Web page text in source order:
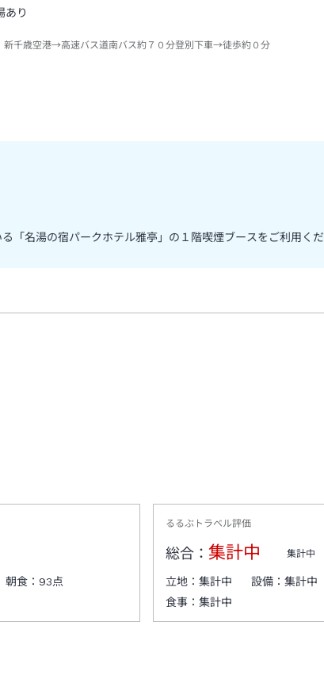
あり
新千歳空港→高速バス道南バス約７０分登別下車→徒歩約０分
「名湯の宿パークホテル雅亭」の１階喫煙ブースをご利用く
朝食： 93点
るるぶトラベル評価
総合： 集計中 集計中
立地：集計中 設備：集計中
食事：集計中